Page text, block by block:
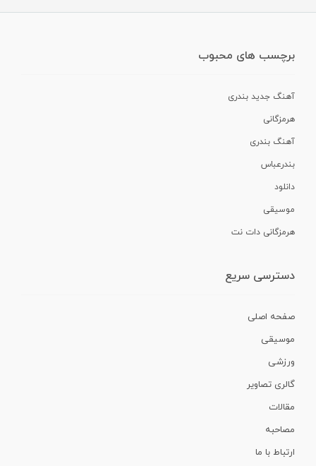
برچسب های محبوب
آهنگ جدید بندری
هرمزگانی
آهنگ بندری
بندرعباس
دانلود
موسیقی
هرمزگانی دات نت
دسترسی سریع
صفحه اصلی
موسیقی
ورزشی
گالری تصاویر
مقالات
مصاحبه
ارتباط با ما